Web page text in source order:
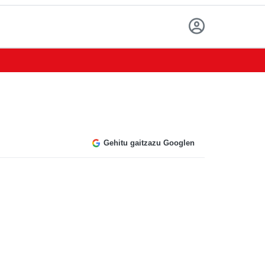
Gehitu gaitzazu Googlen